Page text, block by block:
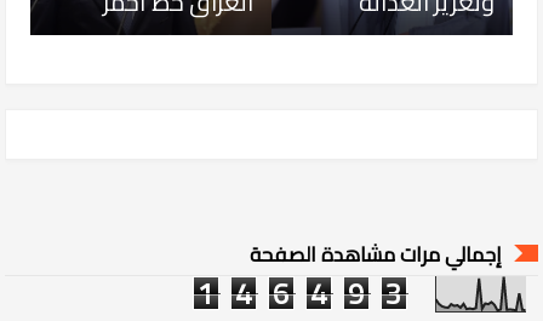
إجمالي مرات مشاهدة الصفحة
1 4 6 4 9 3